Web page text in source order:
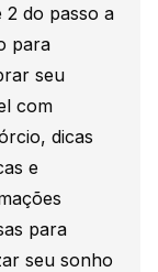
2 do passo a
para
seu
com
dicas
e
para
seu sonho